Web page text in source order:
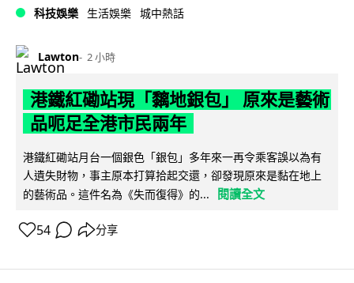
科技娛樂 生活娛樂 城中熱話
Lawton 2 小時
港鐵紅磡站現「黐地銀包」 原來是藝術
品呃足全港市民兩年
港鐵紅磡站月台一個銀色「銀包」多年來一再令乘客誤以為有
人遺失財物，事主原本打算拾起交還，卻發現原來是黏在地上
的藝術品。這件名為《失而復得》的...
閱讀全文
54 分享